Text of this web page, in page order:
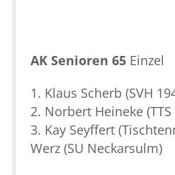
AK Senioren 65 Einzel
Klaus Scherb (SVH
Norbert Heineke
Kay Seyffert
Werz (SU Neckarsulm)